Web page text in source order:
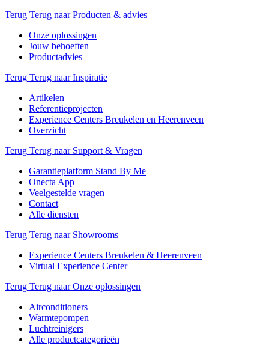
Terug Terug naar Producten & advies
Onze oplossingen
Jouw behoeften
Productadvies
Terug Terug naar Inspiratie
Artikelen
Referentieprojecten
Experience Centers Breukelen en Heerenveen
Overzicht
Terug Terug naar Support & Vragen
Garantieplatform Stand By Me
Onecta App
Veelgestelde vragen
Contact
Alle diensten
Terug Terug naar Showrooms
Experience Centers Breukelen & Heerenveen
Virtual Experience Center
Terug Terug naar Onze oplossingen
Airconditioners
Warmtepompen
Luchtreinigers
Alle productcategorieën